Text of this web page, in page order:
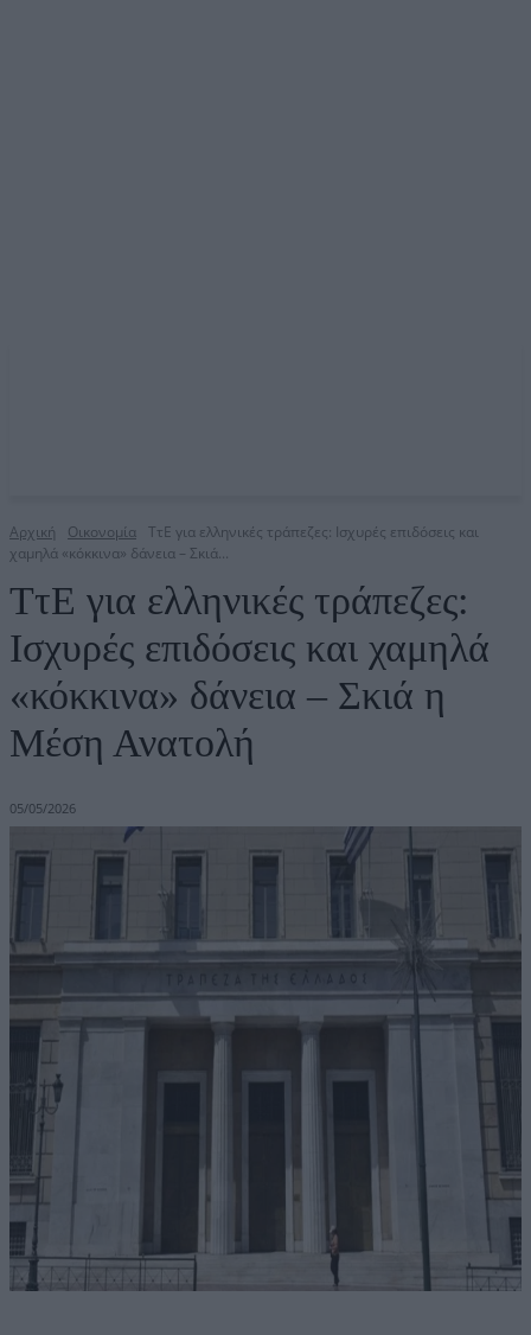
Αρχική Οικονομία ΤτΕ για ελληνικές τράπεζες: Ισχυρές επιδόσεις και
χαμηλά «κόκκινα» δάνεια – Σκιά...
ΤτΕ για ελληνικές τράπεζες:
Ισχυρές επιδόσεις και χαμηλά
«κόκκινα» δάνεια – Σκιά η
Μέση Ανατολή
05/05/2026